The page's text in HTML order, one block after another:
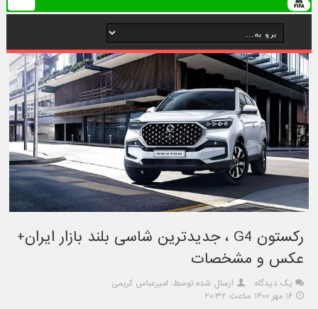
رکستون G4 ، جدیدترین شاسی بلند بازار ایران+
عکس و مشخصات
یک دیدگاه
ارسال شده توسط: امیرعباس کریمی
۱۶ مهر ۱۴۰۰ ساعت ۲۰:۳۲